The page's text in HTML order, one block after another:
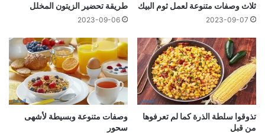
ثلاث وصفات متنوعة لعمل ثوم البيك
2023-09-07
طريقة تحضير الزيتون المخلل
2023-09-06
تذوقوا سلطة الذرة كما لم تعرفوها
من قبل
وصفات متنوعة وبسيطة لأشهى
سحور